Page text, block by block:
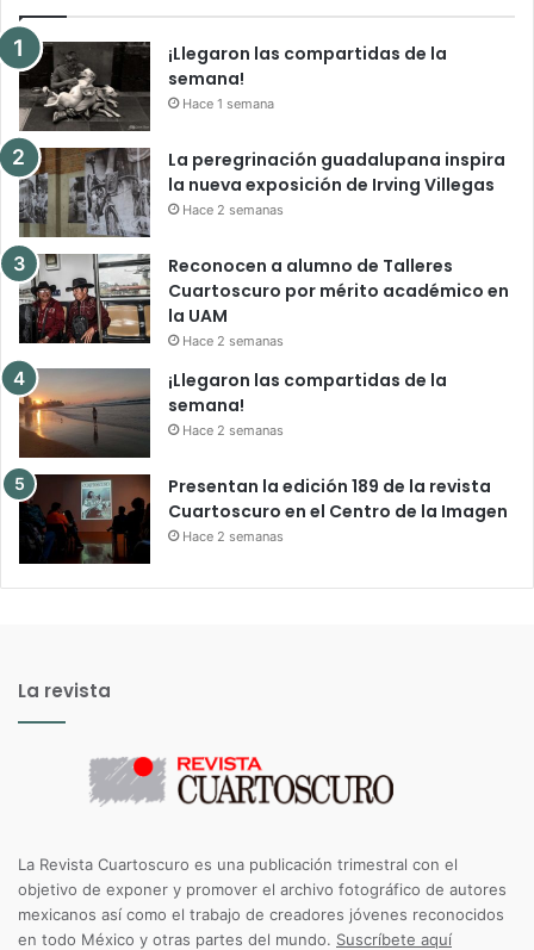
¡Llegaron las compartidas de la
semana!
Hace 1 semana
La peregrinación guadalupana inspira
la nueva exposición de Irving Villegas
Hace 2 semanas
Reconocen a alumno de Talleres
Cuartoscuro por mérito académico en
la UAM
Hace 2 semanas
¡Llegaron las compartidas de la
semana!
Hace 2 semanas
Presentan la edición 189 de la revista
Cuartoscuro en el Centro de la Imagen
Hace 2 semanas
La revista
La Revista Cuartoscuro es una publicación trimestral con el
objetivo de exponer y promover el archivo fotográfico de autores
mexicanos así como el trabajo de creadores jóvenes reconocidos
en todo México y otras partes del mundo. Suscríbete aquí